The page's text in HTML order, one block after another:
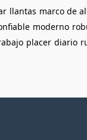
llantas marco de
moderno
placer diario